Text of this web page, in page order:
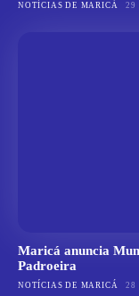
NOTÍCIAS DE MARICÁ 29
Maricá anuncia
Padroeira
NOTÍCIAS DE MARICÁ 28